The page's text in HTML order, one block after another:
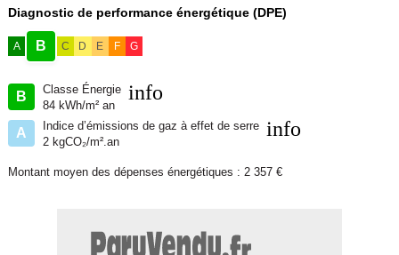
immatriculé au RSAC sous le N°539 365 676 Mandat : 440307 / Le
professionnel garantit et sécurise votre projet immobilier. SAS
PROPRIETES PRIVEES /ZAC du chêne ferré / 44 allée des cinq
continents 44120 VERTOU, Carte CPI 4410 CCI Nantes St Nazaire.
RCS NANTES 487 624 777
Bruno VUILLEMIN (EI) Agent Commercial - Numéro RSAC :
CARCASSONNE 539 365 676 - .
Honoraires à la charge du Vendeur
Diagnostic de performance énergétique (DPE)
A B C D E F G
B
Classe Énergie
84 kWh/m² an
info
A
Indice d’émissions de gaz à effet de serre
2 kgCO₂/m².an
info
Montant moyen des dépenses énergétiques : 2 357 €